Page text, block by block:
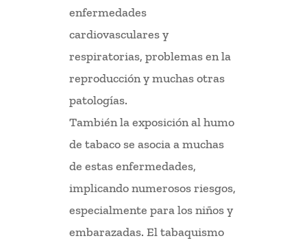
enfermedades
cardiovasculares y
respiratorias, problemas en la
reproducción y muchas otras
patologías.
También la exposición al humo
de tabaco se asocia a muchas
de estas enfermedades,
implicando numerosos riesgos,
especialmente para los niños y
embarazadas. El tabaquismo